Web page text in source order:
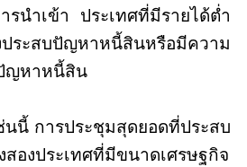
รนำเข้า ประเทศที่มีรายได้ต่ำ
ระสบปัญหาหนี้สินหรือมีความ
ญหาหนี้สิน
นี้ การประชุมสุดยอดที่ประสบ
สองประเทศที่มีขนาดเศรษฐกิจ